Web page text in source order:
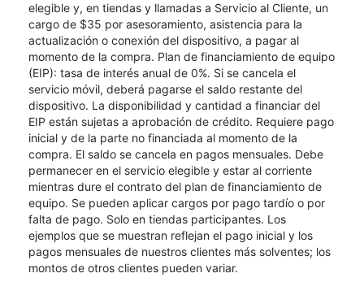
elegible y, en tiendas y llamadas a Servicio al Cliente, un
cargo de $35 por asesoramiento, asistencia para la
actualización o conexión del dispositivo, a pagar al
momento de la compra. Plan de financiamiento de equipo
(EIP): tasa de interés anual de 0%. Si se cancela el
servicio móvil, deberá pagarse el saldo restante del
dispositivo. La disponibilidad y cantidad a financiar del
EIP están sujetas a aprobación de crédito. Requiere pago
inicial y de la parte no financiada al momento de la
compra. El saldo se cancela en pagos mensuales. Debe
permanecer en el servicio elegible y estar al corriente
mientras dure el contrato del plan de financiamiento de
equipo. Se pueden aplicar cargos por pago tardío o por
falta de pago. Solo en tiendas participantes. Los
ejemplos que se muestran reflejan el pago inicial y los
pagos mensuales de nuestros clientes más solventes; los
montos de otros clientes pueden variar.